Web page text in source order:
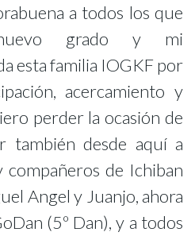
a todos los que
grado y mi
esta familia IOGKF por
acercamiento y
perder la ocasión de
también desde aquí a
compañeros de Ichiban
Angel y Juanjo, ahora
(5º Dan), y a todos